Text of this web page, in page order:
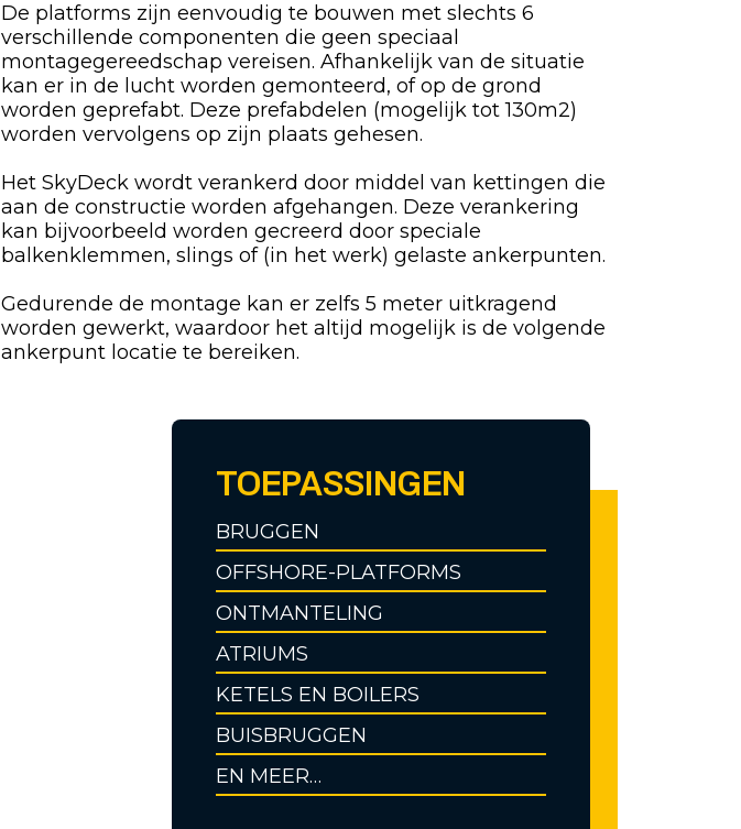
De platforms zijn eenvoudig te bouwen met slechts 6
verschillende componenten die geen speciaal
montagegereedschap vereisen. Afhankelijk van de situatie
kan er in de lucht worden gemonteerd, of op de grond
worden geprefabt. Deze prefabdelen (mogelijk tot 130m2)
worden vervolgens op zijn plaats gehesen.
Het SkyDeck wordt verankerd door middel van kettingen die
aan de constructie worden afgehangen. Deze verankering
kan bijvoorbeeld worden gecreerd door speciale
balkenklemmen, slings of (in het werk) gelaste ankerpunten.
Gedurende de montage kan er zelfs 5 meter uitkragend
worden gewerkt, waardoor het altijd mogelijk is de volgende
ankerpunt locatie te bereiken.
TOEPASSINGEN
BRUGGEN
OFFSHORE-PLATFORMS
ONTMANTELING
ATRIUMS
KETELS EN BOILERS
BUISBRUGGEN
EN MEER…